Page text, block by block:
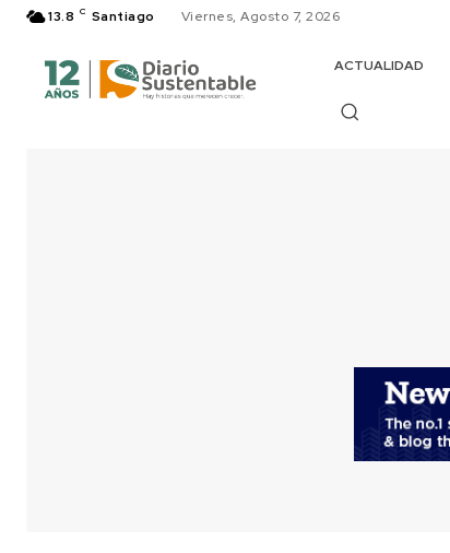
13.8 C Santiago Viernes, Agosto 7, 2026
ACTUALIDAD